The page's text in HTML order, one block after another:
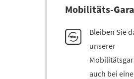
Mobi­litäts-
Bleiben Sie
unserer
auch bei